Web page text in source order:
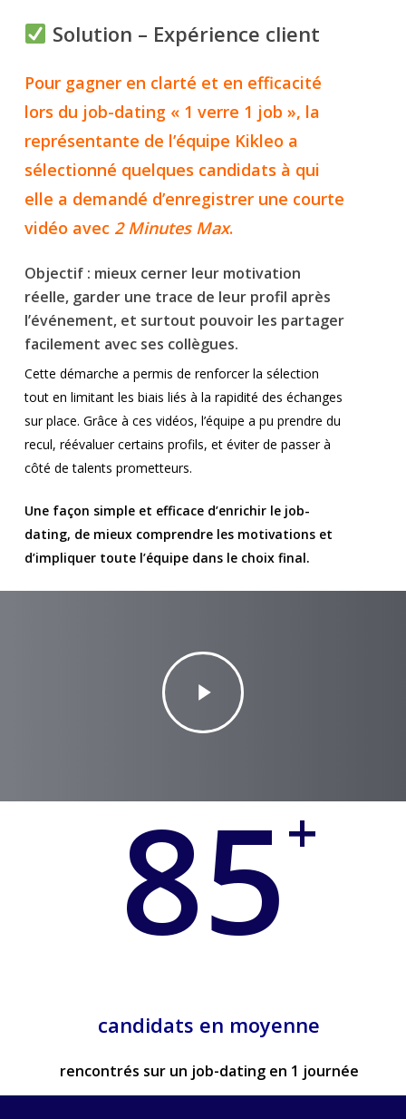
Solution – Expérience client
Pour gagner en clarté et en efficacité
lors du job-dating « 1 verre 1 job », la
représentante de l’équipe Kikleo a
sélectionné quelques candidats à qui
elle a demandé d’enregistrer une courte
vidéo avec 2 Minutes Max.
Objectif : mieux cerner leur motivation
réelle, garder une trace de leur profil après
l’événement, et surtout pouvoir les partager
facilement avec ses collègues.
Cette démarche a permis de renforcer la sélection
tout en limitant les biais liés à la rapidité des échanges
sur place. Grâce à ces vidéos, l’équipe a pu prendre du
recul, réévaluer certains profils, et éviter de passer à
côté de talents prometteurs.
Une façon simple et efficace d’enrichir le job-
dating, de mieux comprendre les motivations et
d’impliquer toute l’équipe dans le choix final.
Play
Video
85+
candidats en moyenne
rencontrés sur un job-dating en 1 journée